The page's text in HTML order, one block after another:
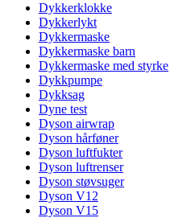
Dykkerklokke
Dykkerlykt
Dykkermaske
Dykkermaske barn
Dykkermaske med styrke
Dykkpumpe
Dykksag
Dyne test
Dyson airwrap
Dyson hårføner
Dyson luftfukter
Dyson luftrenser
Dyson støvsuger
Dyson V12
Dyson V15